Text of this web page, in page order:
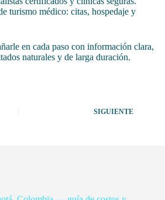
turismo médico: citas, hospedaje y
en cada paso con información clara,
naturales y de larga duración.
SIGUIENTE